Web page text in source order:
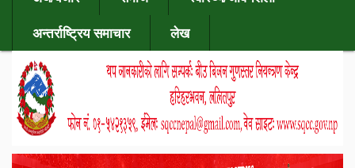
अन्तर्राष्ट्रिय समाचार
लेख